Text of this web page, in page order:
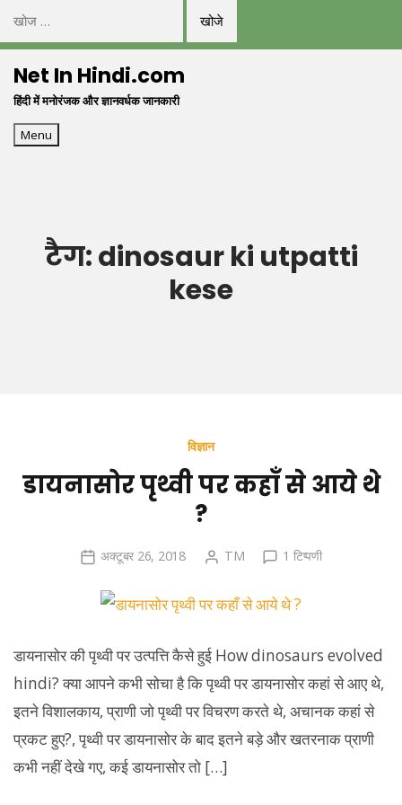
निम्न
को
खोजें:Net In Hindi.com
हिंदी में मनोरंजक और ज्ञानवर्धक जानकारी
Menu
टैग:dinosaur ki utpatti
kese
विज्ञान
डायनासोर पृथ्वी पर कहाँ से आये थे
?
अक्टूबर 26, 2018 TM 1 टिप्पणीडायनासोर
आये
थे
?
में
डायनासोर की पृथ्वी पर उत्पत्ति कैसे हुई How dinosaurs evolved
hindi? क्या आपने कभी सोचा है कि पृथ्वी पर डायनासोर कहां से आए थे,
इतने विशालकाय, प्राणी जो पृथ्वी पर विचरण करते थे, अचानक कहां से
प्रकट हुए?, पृथ्वी पर डायनासोर के बाद इतने बड़े और खतरनाक प्राणी
कभी नहीं देखे गए, कई डायनासोर तो […]